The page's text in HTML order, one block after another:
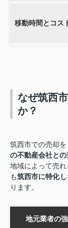
移動時間とコス
なぜ筑西
か？
筑西市での売却を
の不動産会社との
地域によって売
も筑西市に特化
ります。
地元業者の